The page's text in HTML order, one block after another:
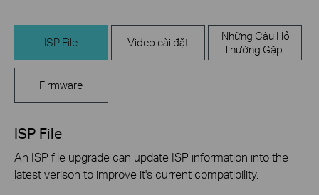
ISP File Video cài đặt
Những Câu Hỏi
Thường Gặp
Firmware
ISP File
An ISP file upgrade can update ISP information into the
latest verison to improve it's current compatibility.